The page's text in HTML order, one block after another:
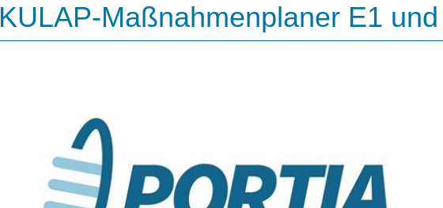
KULAP-Maßnahmenplaner E1